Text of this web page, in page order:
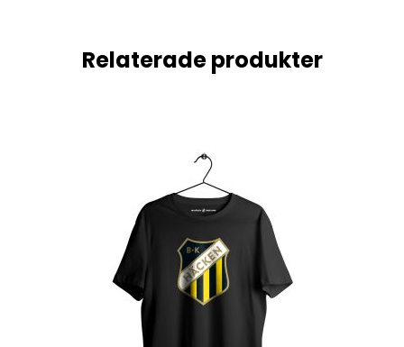
Relaterade produkter